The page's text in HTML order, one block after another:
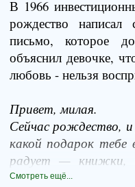
В 1966
рождество написал
письмо, которое
объяснил девочке,
любовь - нельзя
Привет, милая.
Сейчас рождество,
какой подарок
радует — книжки,
себялюбив. Я хочу
Смотреть ещё...